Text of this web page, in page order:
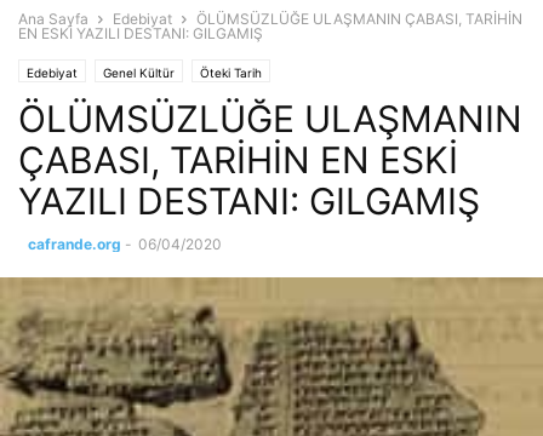
Ana Sayfa Edebiyat
ÖLÜMSÜZLÜĞE ULAŞMANIN ÇABASI, TARİHİN
EN ESKİ YAZILI DESTANI: GILGAMIŞ
Edebiyat Genel Kültür Öteki Tarih
ÖLÜMSÜZLÜĞE ULAŞMANIN
ÇABASI, TARİHİN EN ESKİ
YAZILI DESTANI: GILGAMIŞ
cafrande.org - 06/04/2020